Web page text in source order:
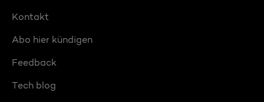
Kontakt
Abo hier kündigen
Feedback
Tech blog